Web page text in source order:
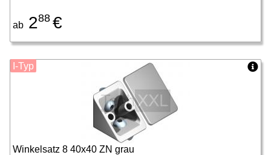
ab 288 €
Winkelsatz 8 40x40 ZN grau
I-Typ